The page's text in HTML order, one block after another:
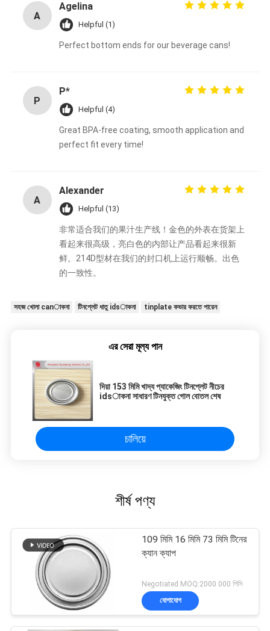
A
Agelina
Helpful (1)
Perfect bottom ends for our beverage cans!
P
P*
Helpful (4)
Great BPA-free coating, smooth application and
perfect fit every time!
A
Alexander
Helpful (13)
非常适合我们的果汁生产线！金色的外表在货架上
看起来很高级，亮白色的内部让产品看起来很新
鲜。214D型材在我们的封口机上运行顺畅。出色
的一致性。
সহজ খোলা canাকনা টিনপ্লেট ধাতু idsাকনা tinplate কভার করতে পারেন
এর সেরা মূল্য পান
দিয়া 153 মিমি খাদ্য প্যাকেজিং টিনপ্লেট নীচের
idsাকনা সাধারণ টিনযুক্ত গোল বোতল শেষ
চালিয়ে
শীর্ষ পণ্য
109 মিমি 16 মিমি 73 মিমি টিনের
ক্যান ক্যাপ
Negotiated MOQ:2000 000 পিসি
যোগাযোগ